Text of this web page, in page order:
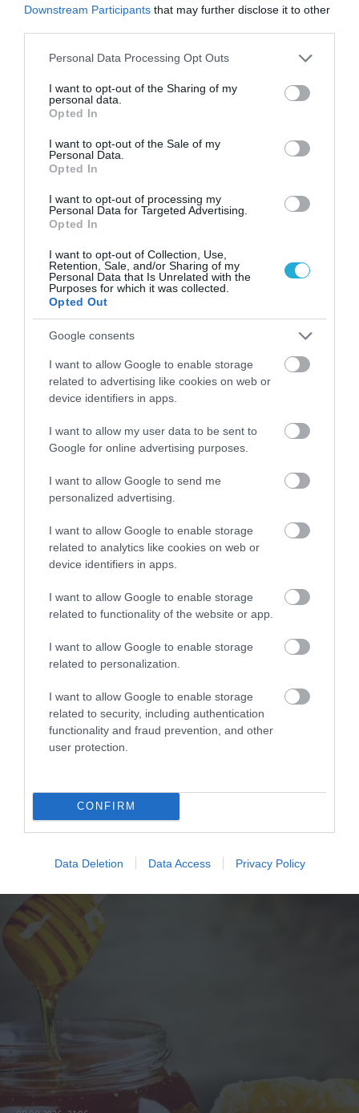
Downstream Participants that may further disclose it to other
Please note that this website/app uses one or more Google
not limited to your visit or usage behaviour. You may click to
grant or deny consent to Google and its third-party tags to
use your data for below specified purposes in below Google
consent section.
Personal Data Processing Opt Outs
I want to opt-out of the Sharing of my
personal data.
Opted In
I want to opt-out of the Sale of my
Personal Data.
Opted In
I want to opt-out of processing my
Personal Data for Targeted Advertising.
Opted In
I want to opt-out of Collection, Use,
Retention, Sale, and/or Sharing of my
Personal Data that Is Unrelated with the
Purposes for which it was collected.
Opted Out
Google consents
I want to allow Google to enable storage
related to advertising like cookies on web or
device identifiers in apps.
I want to allow my user data to be sent to
Google for online advertising purposes.
I want to allow Google to send me
personalized advertising.
I want to allow Google to enable storage
related to analytics like cookies on web or
device identifiers in apps.
I want to allow Google to enable storage
related to functionality of the website or app.
I want to allow Google to enable storage
related to personalization.
I want to allow Google to enable storage
related to security, including authentication
functionality and fraud prevention, and other
user protection.
CONFIRM
Data Deletion Data Access Privacy Policy
Αυτό είναι το θαυματουργό έλαιο που
προστατεύει από το Αλτχάιμερ
Το τρόφιμο που θωρακίζει «αθόρυβα»
τα οστά σε κάθε ηλικία… δεν είναι το
γάλα!
ΦΑΡΜΑΚΑ
Ανατροπή δεδομένων στα εμβόλια
mRNA: Οι εμβολιασμένοι πεθαίνουν
πλέον στις ΗΠΑ από COVID-19
KΑΡΔΙΑ
Ποιοι είναι οι φυσιολογικοί καρδιακοί